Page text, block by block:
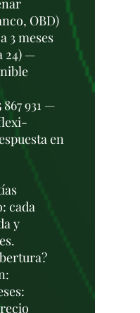
OBD)
3 meses
24) —
931 —
en
cada
y